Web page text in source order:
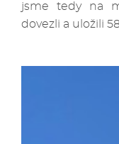
jsme tedy na
dovezli a uložili